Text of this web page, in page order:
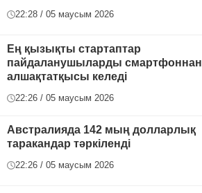
22:28 / 05 маусым 2026
Ең қызықты стартаптар
пайдаланушыларды смартфоннан
алшақтатқысы келеді
22:26 / 05 маусым 2026
Австралияда 142 мың долларлық
таракандар тәркіленді
22:26 / 05 маусым 2026